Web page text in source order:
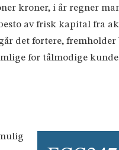
kroner, i år regner
av frisk kapital fra
det fortere,
for tålmodige